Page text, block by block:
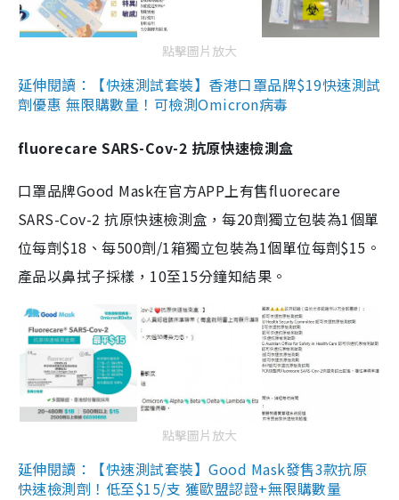
點擊圖片放大
延伸閱讀：【快速測試套裝】香港口罩品牌$19快速測試
劑優惠 無限購數量！可檢測Omicron病毒
fluorecare SARS-Cov-2 抗原快速檢測盒
口罩品牌Good Mask在官方APP上有售fluorecare
SARS-Cov-2 抗原快速檢測盒，每20劑獨立包裝為1個單
位每劑$18、每500劑/1箱獨立包裝為1個單位每劑$15。
產品以鼻拭子採樣，10至15分鐘知結果。
點擊圖片放大
延伸閱讀：【快速測試套裝】Good Mask發售3款抗原
快速檢測劑！低至$15/支 獲歐盟認證+無限購數量